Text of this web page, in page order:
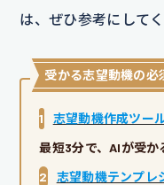
は、ぜひ参考にしてく
受かる志望動機の必
1
志望動機作成ツー
最短3分で、AIが受か
2
志望動機テンプレ